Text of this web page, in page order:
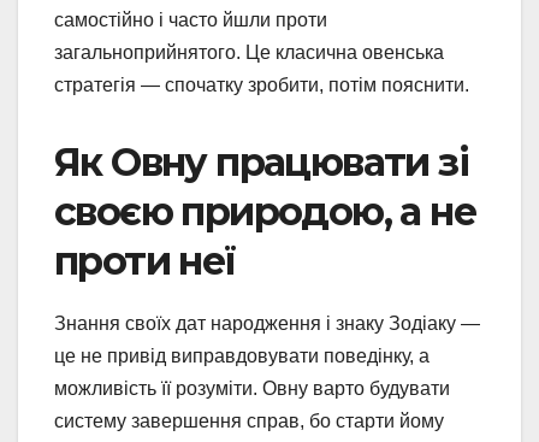
самостійно і часто йшли проти
загальноприйнятого. Це класична овенська
стратегія — спочатку зробити, потім пояснити.
Як Овну працювати зі
своєю природою, а не
проти неї
Знання своїх дат народження і знаку Зодіаку —
це не привід виправдовувати поведінку, а
можливість її розуміти. Овну варто будувати
систему завершення справ, бо старти йому